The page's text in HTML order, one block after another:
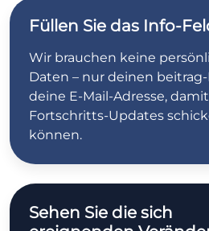
Füllen Sie das Info-
Wir brauchen keine
Daten – nur deinen
deine E-Mail-Adresse,
Fortschritts-Updates
können.
Sehen Sie die sich